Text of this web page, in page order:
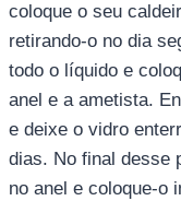
coloque o seu
retirando-o no dia
todo o líquido e
anel e a ametista.
e deixe o vidro
dias. No final desse
no anel e coloque-o